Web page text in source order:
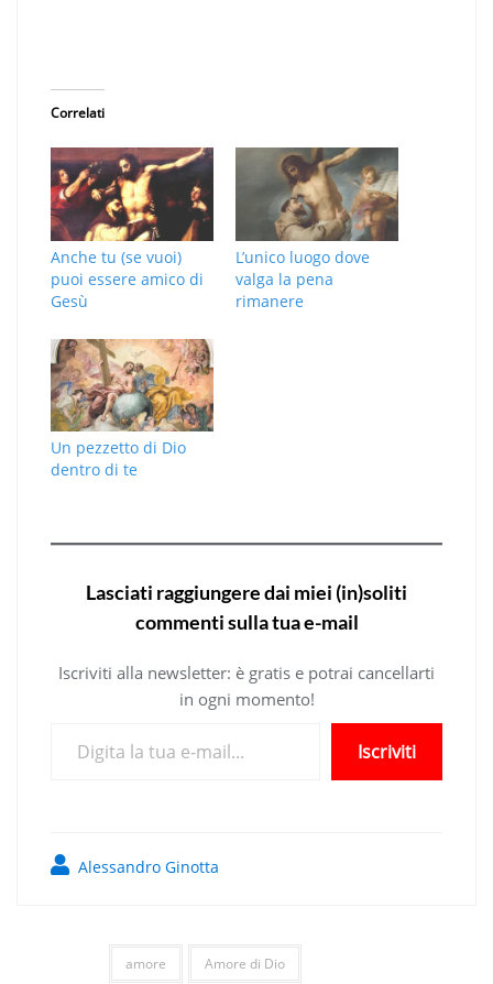
Correlati
Anche tu (se vuoi)
puoi essere amico di
Gesù
L’unico luogo dove
valga la pena
rimanere
Un pezzetto di Dio
dentro di te
Lasciati raggiungere dai miei (in)soliti
commenti sulla tua e-mail
Iscriviti alla newsletter: è gratis e potrai cancellarti
in ogni momento!
Iscriviti
Alessandro Ginotta
amore Amore di Dio